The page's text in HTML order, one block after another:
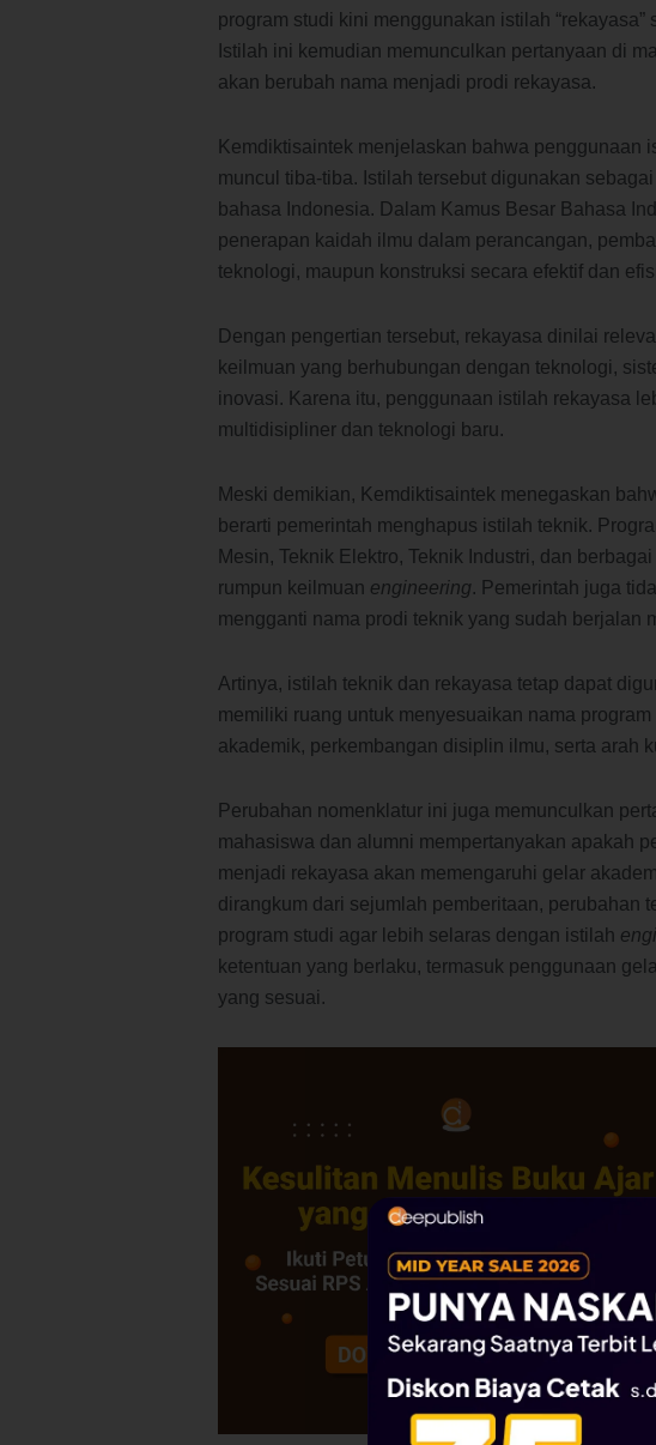
program studi kini menggunakan istilah “rekayasa”
Istilah ini kemudian memunculkan pertanyaan di
akan berubah nama menjadi prodi rekayasa.
Kemdiktisaintek menjelaskan bahwa penggunaan
muncul tiba-tiba. Istilah tersebut digunakan
bahasa Indonesia. Dalam Kamus Besar Bahasa
penerapan kaidah ilmu dalam perancangan,
teknologi, maupun konstruksi secara efektif dan
Dengan pengertian tersebut, rekayasa dinilai
keilmuan yang berhubungan dengan teknologi,
inovasi. Karena itu, penggunaan istilah rekayasa
multidisipliner dan teknologi baru.
Meski demikian, Kemdiktisaintek menegaskan
berarti pemerintah menghapus istilah teknik.
Mesin, Teknik Elektro, Teknik Industri, dan
rumpun keilmuan engineering. Pemerintah juga
mengganti nama prodi teknik yang sudah berjalan
Artinya, istilah teknik dan rekayasa tetap dapat
memiliki ruang untuk menyesuaikan nama
akademik, perkembangan disiplin ilmu, serta arah
Perubahan nomenklatur ini juga memunculkan
mahasiswa dan alumni mempertanyakan apakah
menjadi rekayasa akan memengaruhi gelar
dirangkum dari sejumlah pemberitaan, perubahan
program studi agar lebih selaras dengan istilah
ketentuan yang berlaku, termasuk penggunaan
yang sesuai.